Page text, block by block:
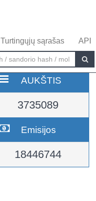
Turtingųjų sąrašas API
AUKŠTIS
3735089
Emisijos
18446744